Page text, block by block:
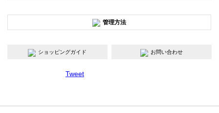
管理方法
ショッピングガイド お問い合わせ
Tweet